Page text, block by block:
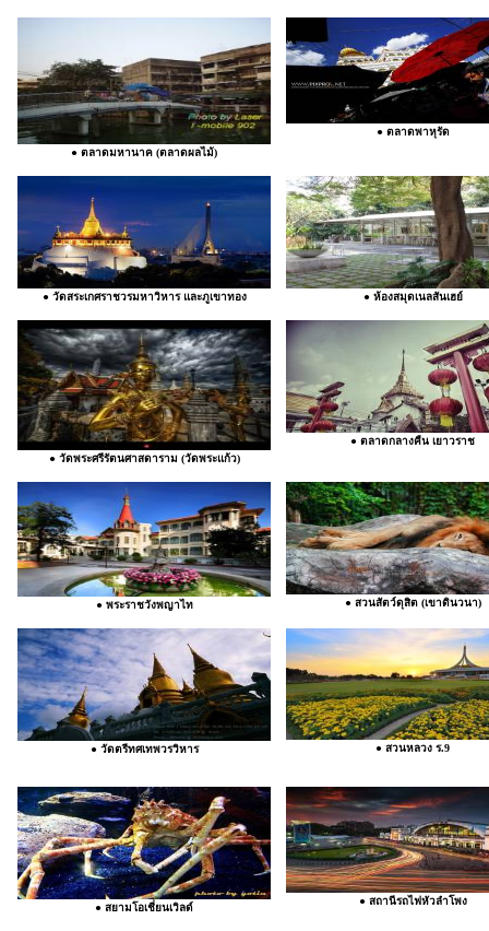
● ตลาดมหานาค (ตลาดผลไม้)
● ตลาดพาหุรัด
● วัดสระเกศราชวรมหาวิหาร และภูเขาทอง ● ห้องสมุดเนลสันเฮย์
● วัดพระศรีรัตนศาสดาราม (วัดพระแก้ว)
● ตลาดกลางคืน เยาวราช
● พระราชวังพญาไท ● สวนสัตว์ดุสิต (เขาดินวนา)
● วัดตรีทศเทพวรวิหาร ● สวนหลวง ร.9
● สยามโอเชี่ยนเวิลด์
● สถานีรถไฟหัวลำโพง